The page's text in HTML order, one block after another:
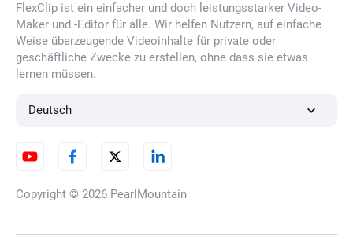
Weißen Hintergrund zu einem
Foto hinzufügen
Unterschrift-
FlexClip ist ein einfacher und doch leistungsstarker Video-
Maker und -Editor für alle. Wir helfen Nutzern, auf einfache
Weise überzeugende Videoinhalte für private oder
geschäftliche Zwecke zu erstellen, ohne dass sie etwas
lernen müssen.
Deutsch
Copyright © 2026 PearlMountain